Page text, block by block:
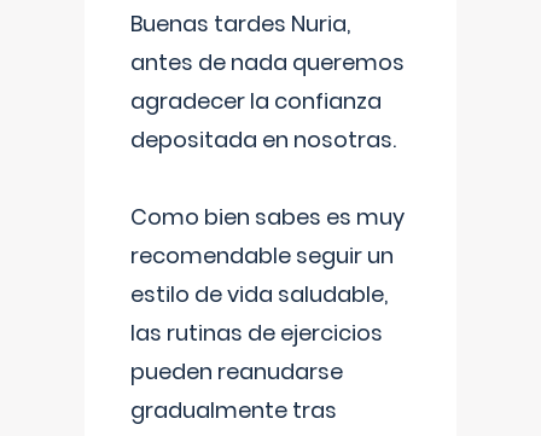
Buenas tardes Nuria,
antes de nada queremos
agradecer la confianza
depositada en nosotras.
Como bien sabes es muy
recomendable seguir un
estilo de vida saludable,
las rutinas de ejercicios
pueden reanudarse
gradualmente tras